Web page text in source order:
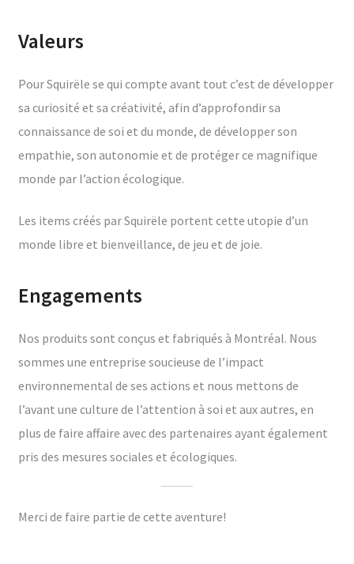
Valeurs
Pour Squirële se qui compte avant tout c’est de développer
sa curiosité et sa créativité, afin d’approfondir sa
connaissance de soi et du monde, de développer son
empathie, son autonomie et de protéger ce magnifique
monde par l’action écologique.
Les items créés par Squirële portent cette utopie d’un
monde libre et bienveillance, de jeu et de joie.
Engagements
Nos produits sont conçus et fabriqués à Montréal. Nous
sommes une entreprise soucieuse de l’impact
environnemental de ses actions et nous mettons de
l’avant une culture de l’attention à soi et aux autres, en
plus de faire affaire avec des partenaires ayant également
pris des mesures sociales et écologiques.
Merci de faire partie de cette aventure!